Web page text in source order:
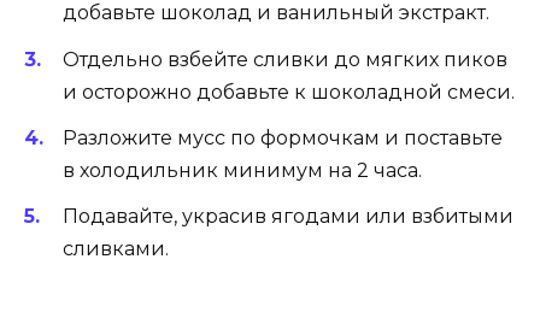
добавьте шоколад и ванильный экстракт.
Отдельно взбейте сливки до мягких пиков
и осторожно добавьте к шоколадной смеси.
Разложите мусс по формочкам и поставьте
в холодильник минимум на 2 часа.
Подавайте, украсив ягодами или взбитыми
сливками.